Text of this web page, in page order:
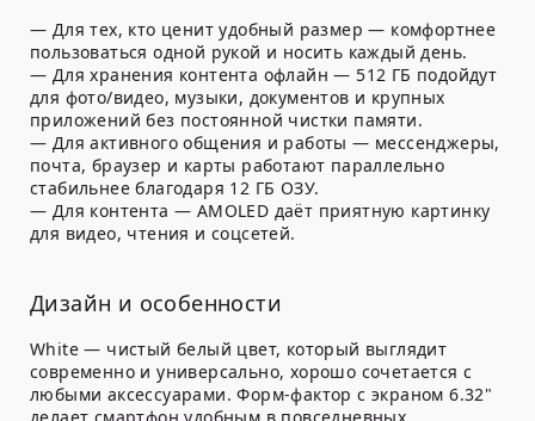
— Для тех, кто ценит удобный размер — комфортнее
пользоваться одной рукой и носить каждый день.
— Для хранения контента офлайн — 512 ГБ подойдут
для фото/видео, музыки, документов и крупных
приложений без постоянной чистки памяти.
— Для активного общения и работы — мессенджеры,
почта, браузер и карты работают параллельно
стабильнее благодаря 12 ГБ ОЗУ.
— Для контента — AMOLED даёт приятную картинку
для видео, чтения и соцсетей.
Дизайн и особенности
White — чистый белый цвет, который выглядит
современно и универсально, хорошо сочетается с
любыми аксессуарами. Форм-фактор с экраном 6.32"